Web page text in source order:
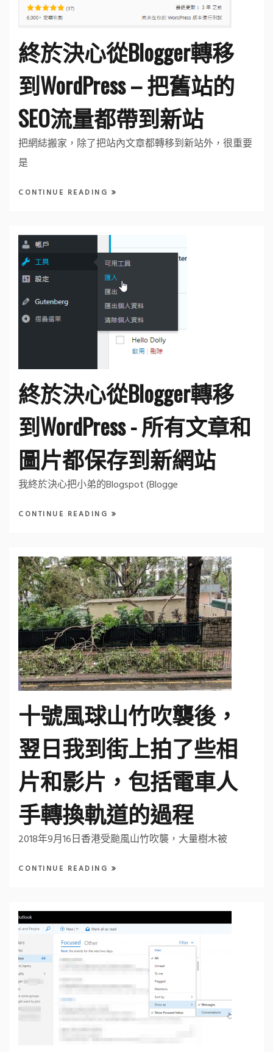
終於決心從Blogger轉移
到WordPress – 把舊站的
SEO流量都帶到新站
把網綕搬家，除了把站內文章都轉移到新站外，很重要
是
CONTINUE READING
終於決心從Blogger轉移
到WordPress - 所有文章和
圖片都保存到新網站
我終於決心把小弟的Blogspot (Blogge
CONTINUE READING
十號風球山竹吹襲後，
翌日我到街上拍了些相
片和影片，包括電車人
手轉換軌道的過程
2018年9月16日香港受颱風山竹吹襲，大量樹木被
CONTINUE READING